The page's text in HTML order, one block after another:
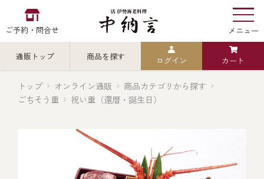
ご予約・問合せ メニュー
中納言の お食い初め
中納言の伊勢海老
通販トップ 商品を探す
カテゴリから探す 全ての商品を見る
ログイン カート
トップ オンライン通販
商品カテゴリから探す
ごちそう重
祝い重（還暦・誕生日）